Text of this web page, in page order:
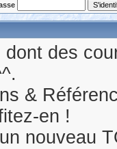
des
&
en !
nouveau